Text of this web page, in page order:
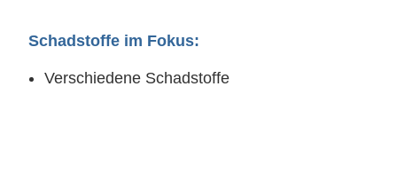
Schadstoffe im Fokus:
Verschiedene Schadstoffe